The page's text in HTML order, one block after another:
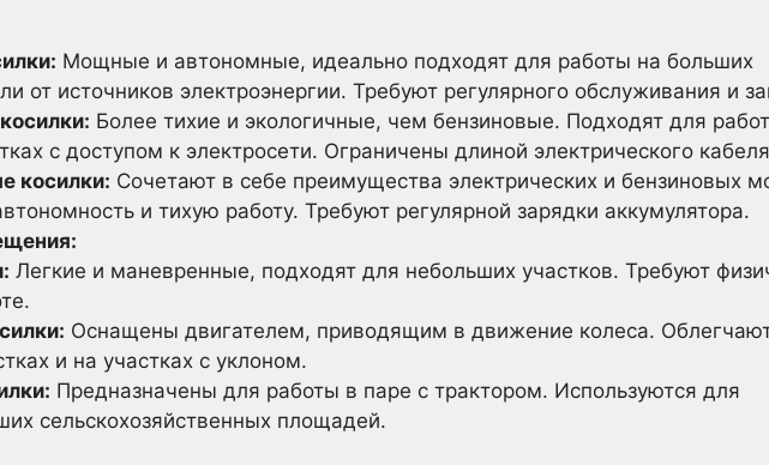
Мощные и автономные, идеально подходят для работы на больших
от источников электроэнергии. Требуют регулярного обслуживания и
Более тихие и экологичные, чем бензиновые. Подходят для
с доступом к электросети. Ограничены длиной электрического
косилки: Сочетают в себе преимущества электрических и бензиновых
и тихую работу. Требуют регулярной зарядки аккумулятора.
Легкие и маневренные, подходят для небольших участков. Требуют
Оснащены двигателем, приводящим в движение колеса.
и на участках с уклоном.
Предназначены для работы в паре с трактором. Используются для
сельскохозяйственных площадей.